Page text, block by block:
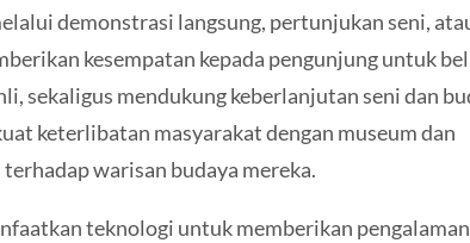
demonstrasi langsung, pertunjukan seni,
kesempatan kepada pengunjung untuk
sekaligus mendukung keberlanjutan seni dan
keterlibatan masyarakat dengan museum dan
warisan budaya mereka.
teknologi untuk memberikan pengalaman